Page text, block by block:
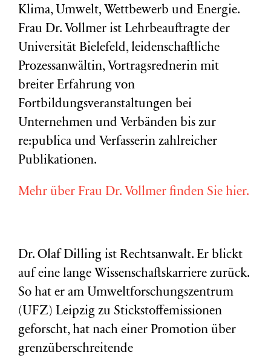
Klima, Umwelt, Wettbewerb und Energie.
Frau Dr. Vollmer ist Lehrbeauftragte der
Universität Bielefeld, leidenschaftliche
Prozessanwältin, Vortragsrednerin mit
breiter Erfahrung von
Fortbildungsveranstaltungen bei
Unternehmen und Verbänden bis zur
re:publica und Verfasserin zahlreicher
Publikationen.
Mehr über Frau Dr. Vollmer finden Sie hier.
Dr. Olaf Dilling ist Rechtsanwalt. Er blickt
auf eine lange Wissenschaftskarriere zurück.
So hat er am Umweltforschungszentrum
(UFZ) Leipzig zu Stickstoffemissionen
geforscht, hat nach einer Promotion über
grenzüberschreitende